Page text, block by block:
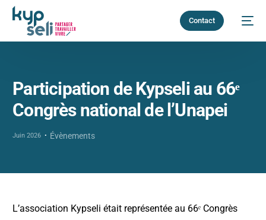
Contact
Participation de Kypseli au 66ᵉ
Congrès national de l’Unapei
Juin 2026 Évènements
L’association Kypseli était représentée au 66ᵉ Congrès